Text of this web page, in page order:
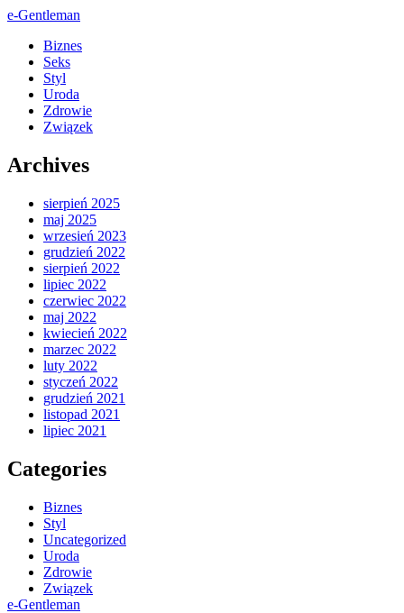
e-Gentleman
Biznes
Seks
Styl
Uroda
Zdrowie
Związek
Archives
sierpień 2025
maj 2025
wrzesień 2023
grudzień 2022
sierpień 2022
lipiec 2022
czerwiec 2022
maj 2022
kwiecień 2022
marzec 2022
luty 2022
styczeń 2022
grudzień 2021
listopad 2021
lipiec 2021
Categories
Biznes
Styl
Uncategorized
Uroda
Zdrowie
Związek
e-Gentleman